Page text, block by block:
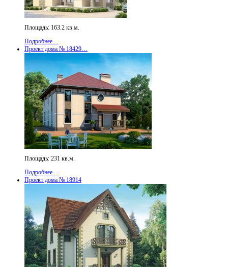
Площадь: 163.2 кв.м.
Подробнее ...
Проект дома № 18429…
Площадь: 231 кв.м.
Подробнее ...
Проект дома № 18914